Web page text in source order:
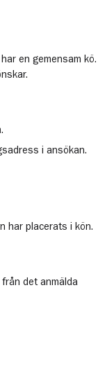
en gemensam kö.
i ansökan.
har placerats i kön.
det anmälda